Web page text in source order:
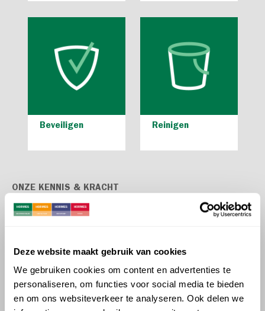
Deze website maakt gebruik van cookies
We gebruiken cookies om content en advertenties te
personaliseren, om functies voor social media te bieden
en om ons websiteverkeer te analyseren. Ook delen we
Beveiligen Reinigen
ONZE KENNIS & KRACHT
MEER KENNIS & KRACHT